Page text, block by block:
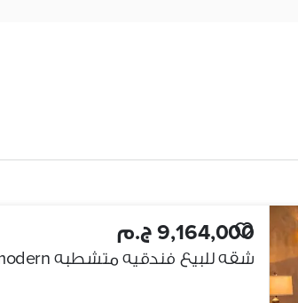
9,164,000 ج.م